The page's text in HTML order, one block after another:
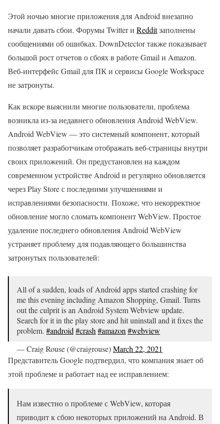
Этой ночью многие приложения для Android внезапно
начали давать сбои. Форумы Twitter и Redditзаполнены
сообщениями об ошибках. DownDetector также показывает
большой рост отчетов о сбоях в работе Gmail и Amazon.
Веб-интерфейс Gmail для ПК и сервисы Google Workspace
не затронуты.
Как вскоре выяснили многие пользователи, проблема
возникла из-за недавнего обновления Android WebView.
Android WebView — это системный компонент, который
позволяет разработчикам отображать веб-страницы внутри
своих приложений. Он предустановлен на каждом
современном устройстве Android и регулярно обновляется
через Play Store с последними улучшениями и
исправлениями безопасности. Похоже, что некорректное
обновление могло сломать компонент WebView. Простое
удаление последнего обновления Android WebView
устраняет проблему для подавляющего большинства
затронутых пользователей:
All of a sudden, loads of Android apps started crashing for
me this evening including Amazon Shopping, Gmail. Turns
out the culprit is an Android System Webview update.
Search for it in the play store and hit uninstall and it fixes the
problem. #android #crash #amazon #webview
— Craig Rouse (@craigrouse)March 22, 2021
Представитель Google подтвердил, что компания знает об
этой проблеме и работает над ее исправлением:
Нам известно о проблеме с WebView, которая
приводит к сбою некоторых приложений на Android. В